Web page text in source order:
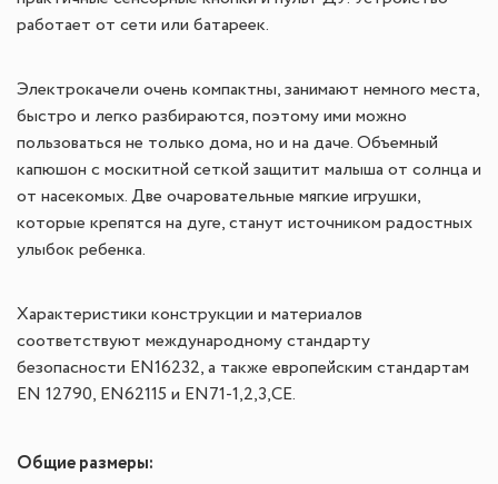
работает от сети или батареек.
Электрокачели очень компактны, занимают немного места,
быстро и легко разбираются, поэтому ими можно
пользоваться не только дома, но и на даче. Объемный
капюшон с москитной сеткой защитит малыша от солнца и
от насекомых. Две очаровательные мягкие игрушки,
которые крепятся на дуге, станут источником радостных
улыбок ребенка.
Характеристики конструкции и материалов
соответствуют международному стандарту
безопасности EN16232, а также европейским стандартам
EN 12790, EN62115 и EN71-1,2,3,CE.
Общие размеры: